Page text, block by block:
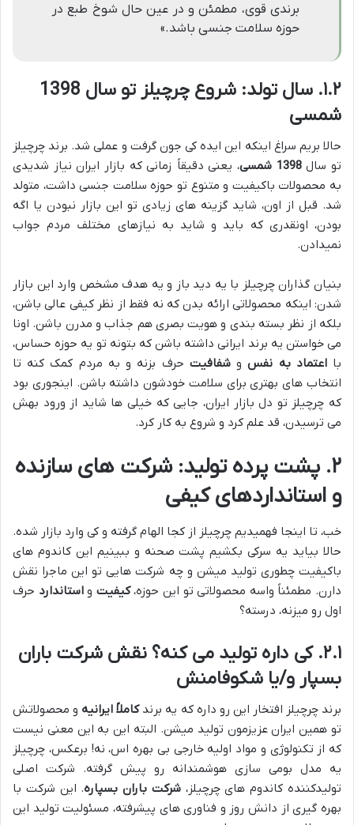
برندی قوی، مطمئن و در عین حال شوخ طبع در
حوزه سلامت جنسی باشد.»
۱.۲. سال تولد: شروع چرچیلز تو سال 1398
شمسی
حالا بریم سراغ اینکه این ایده کی جون گرفت و عملی شد. برند چرچیلز
تو سال1398 شمسی
، یعنی دقیقاً زمانی که بازار ایران نیاز شدیدی
به محصولات باکیفیت و متنوع تو حوزه سلامت جنسی داشت، متولد
شد. قبل از اون، شاید گزینه های زیادی تو این بازار نبودن یا اگه
بودن، اونقدری که باید و شاید به نیازهای مختلف مردم جواب
نمیدادن.
بنیان گذاران چرچیلز با یه دید باز و یه هدف مشخص وارد این بازار
شدن: اینکه محصولاتی ارائه بدن که نه فقط از نظر کیفی عالی باشن،
بلکه از نظر بسته بندی و هویت بصری هم جذاب و مدرن باشن. اونا
می خواستن یه برند ایرانی داشته باشن که بتونه تو یه حوزه حساس،
بااعتماد به نفسوشفافیت حرف بزنه و به مردم کمک کنه تا
انتخاب های بهتری برای سلامت خودشون داشته باشن. اینجوری بود
که چرچیلز تو دل بازار ایران، جایی که خیلی ها شاید از ورود بهش
می ترسیدن، قد علم کرد و شروع به کار کرد.
۲. پشت پرده تولید: شرکت های سازنده
و استانداردهای کیفی
خب، تا اینجا فهمیدیم چرچیلز از کجا الهام گرفته و کی وارد بازار شده.
حالا بیاید یه سرکی بکشیم پشت صحنه و ببینیم این کاندوم های
باکیفیت چطوری تولید میشن و چه شرکت هایی تو این ماجرا نقش
دارن. مطمئناً واسه محصولاتی تو این حوزه،کیفیت واستاندارد حرف
اول رو میزنه، درسته؟
۲.۱. کی داره تولید می کنه؟ نقش شرکت باران
بسپار و/یا شکوفامنش
برند چرچیلز افتخار این رو داره که یه برندکاملاً ایرانیه و محصولاتش
تو همین ایران عزیزمون تولید میشن. البته این به این معنی نیست
که از تکنولوژی و مواد اولیه خارجی بی بهره اس، نه! برعکس، چرچیلز
یه مدل بومی سازی هوشمندانه رو پیش گرفته. شرکت اصلی
تولیدکننده کاندوم های چرچیلز،شرکت باران بسپاره. این شرکت با
بهره گیری از دانش روز و فناوری های پیشرفته، مسئولیت تولید این